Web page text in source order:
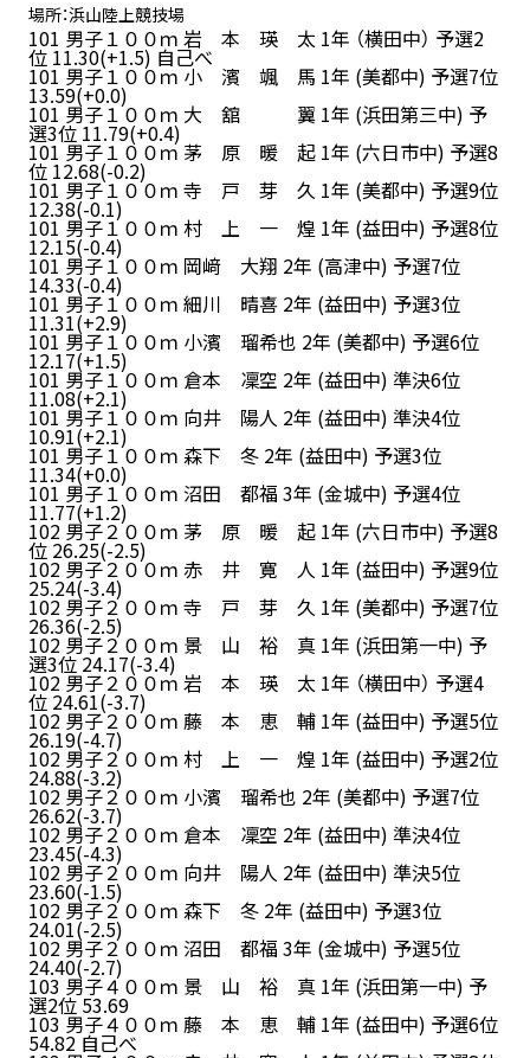
場所：浜山陸上競技場
101 男子１００ｍ 岩 本 瑛 太 1年 （横田中） 予選2
位 11.30(+1.5) 自己べ
101 男子１００ｍ 小 濱 颯 馬 1年 (美都中) 予選7位
13.59(+0.0)
101 男子１００ｍ 大 舘 翼 1年 (浜田第三中) 予
選3位 11.79(+0.4)
101 男子１００ｍ 茅 原 暖 起 1年 (六日市中) 予選8
位 12.68(-0.2)
101 男子１００ｍ 寺 戸 芽 久 1年 (美都中) 予選9位
12.38(-0.1)
101 男子１００ｍ 村 上 一 煌 1年 (益田中) 予選8位
12.15(-0.4)
101 男子１００ｍ 岡﨑 大翔 2年 (高津中) 予選7位
14.33(-0.4)
101 男子１００ｍ 細川 晴喜 2年 (益田中) 予選3位
11.31(+2.9)
101 男子１００ｍ 小濱 瑠希也 2年 (美都中) 予選6位
12.17(+1.5)
101 男子１００ｍ 倉本 凜空 2年 (益田中) 準決6位
11.08(+2.1)
101 男子１００ｍ 向井 陽人 2年 (益田中) 準決4位
10.91(+2.1)
101 男子１００ｍ 森下 冬 2年 (益田中) 予選3位
11.34(+0.0)
101 男子１００ｍ 沼田 都福 3年 (金城中) 予選4位
11.77(+1.2)
102 男子２００ｍ 茅 原 暖 起 1年 (六日市中) 予選8
位 26.25(-2.5)
102 男子２００ｍ 赤 井 寛 人 1年 (益田中) 予選9位
25.24(-3.4)
102 男子２００ｍ 寺 戸 芽 久 1年 (美都中) 予選7位
26.36(-2.5)
102 男子２００ｍ 景 山 裕 真 1年 (浜田第一中) 予
選3位 24.17(-3.4)
102 男子２００ｍ 岩 本 瑛 太 1年 （横田中） 予選4
位 24.61(-3.7)
102 男子２００ｍ 藤 本 恵 輔 1年 (益田中) 予選5位
26.19(-4.7)
102 男子２００ｍ 村 上 一 煌 1年 (益田中) 予選2位
24.88(-3.2)
102 男子２００ｍ 小濱 瑠希也 2年 (美都中) 予選7位
26.62(-3.7)
102 男子２００ｍ 倉本 凜空 2年 (益田中) 準決4位
23.45(-4.3)
102 男子２００ｍ 向井 陽人 2年 (益田中) 準決5位
23.60(-1.5)
102 男子２００ｍ 森下 冬 2年 (益田中) 予選3位
24.01(-2.5)
102 男子２００ｍ 沼田 都福 3年 (金城中) 予選5位
24.40(-2.7)
103 男子４００ｍ 景 山 裕 真 1年 (浜田第一中) 予
選2位 53.69
103 男子４００ｍ 藤 本 恵 輔 1年 (益田中) 予選6位
54.82 自己べ